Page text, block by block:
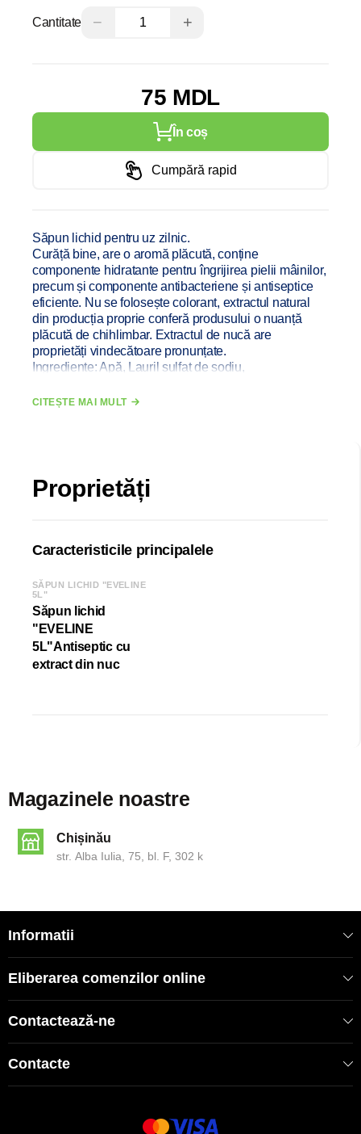
Cantitate − +
75 MDL
În coș
Cumpără rapid
Săpun lichid pentru uz zilnic.
Curăță bine, are o aromă plăcută, conține
componente hidratante pentru îngrijirea pielii mâinilor,
precum și componente antibacteriene și antiseptice
eficiente. Nu se folosește colorant, extractul natural
din producția proprie conferă produsului o nuanță
plăcută de chihlimbar. Extractul de nucă are
proprietăți vindecătoare pronunțate.
Ingrediente: Apă, Lauril sulfat de sodiu,
sodiu, Glicerol, Extract din Nuci, Benzoat de sodiu,
CITEȘTE MAI MULT
Proprietăți
Caracteristicile principalele
SĂPUN LICHID "EVELINE
5L"
Săpun lichid
"EVELINE
5L"Antiseptic cu
extract din nuc
Magazinele noastre
Chișinău
str. Alba Iulia, 75, bl. F, 302 k
Informatii
Eliberarea comenzilor online
Contactează-ne
Contacte